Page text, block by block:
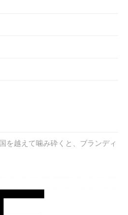
を越えて噛み砕くと、ブランディ